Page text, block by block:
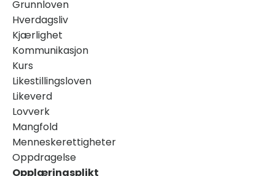
Grunnloven
Hverdagsliv
Kjærlighet
Kommunikasjon
Kurs
Likestillingsloven
Likeverd
Lovverk
Mangfold
Menneskerettigheter
Oppdragelse
Opplæringsplikt